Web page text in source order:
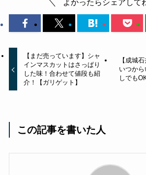
よかったらシェアして
【まだ売っています】シャ
インマスカットはさっぱり
した味！合わせて値段も紹
介！【ガリゲット】
【成城
いつか
しでも
この記事を書いた人